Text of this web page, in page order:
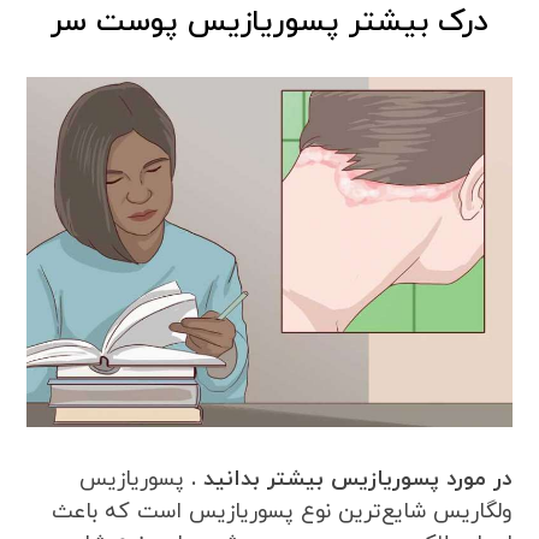
درک بیشتر پسوریازیس پوست سر
در مورد پسوریازیس بیشتر بدانید . پسوریازیس
ولگاریس شایع‌ترین نوع پسوریازیس است که باعث